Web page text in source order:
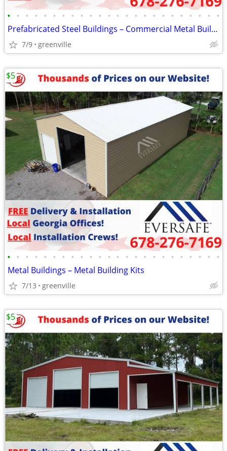
• • • • • • • • • • • • • • • • • • • • • • • •
Prefabricated Steel Buildings – Commercial Metal Buildings
7/9 greenville
• • • • • • • • • • • • • • • • • • • • • • • •
Metal Buildings – Metal Building Kits
7/13 greenville
$5
$5